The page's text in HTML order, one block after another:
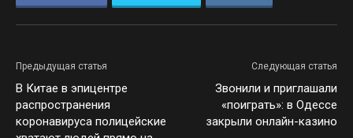
Предыдущая статья
В Китае в эпицентре
распространения
коронавируса полицейские
Следующая статья
Звонили и приглашали
«поиграть»: в Одессе
закрыли онлайн-казино